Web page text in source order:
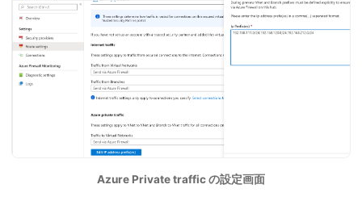
Azure Private traffic の設定画面